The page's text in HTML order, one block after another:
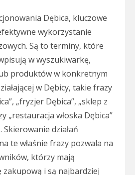
Dębica, kluczowe
wykorzystanie
Są to terminy, które
w wyszukiwarkę,
produktów w konkretnym
w Dębicy, takie frazy
„fryzjer Dębica”, „sklep z
„restauracja włoska Dębica”
działań
te właśnie frazy pozwala na
którzy mają
zakupową i są najbardziej